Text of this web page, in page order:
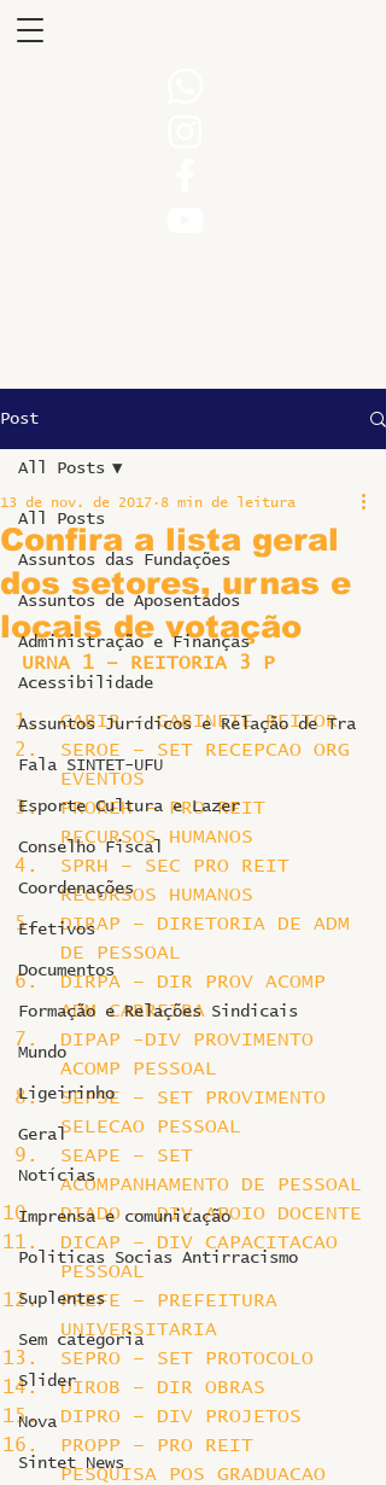
Post
All Posts
Assuntos das Fundações
Assuntos de Aposentados
Administração e Finanças
Acessibilidade
Assuntos Jurídicos e Relação de Tra
Fala SINTET-UFU
Esporte Cultura e Lazer
Conselho Fiscal
Coordenações
Efetivos
Documentos
Formação e Relações Sindicais
Mundo
Ligeirinho
Geral
Notícias
Imprensa e comunicação
Politicas Socias Antirracismo
Suplentes
Sem categoria
Slider
Nova
Sintet News
All Posts
Confira a lista geral
dos setores, urnas e
locais de votação
13 de nov. de 2017 8 min de leitura
URNA 1 – REITORIA 3 P
GABIR – GABINETE REITOR
SEROE – SET RECEPCAO ORG
EVENTOS
PROREH – PRO REIT
RECURSOS HUMANOS
SPRH – SEC PRO REIT
RECURSOS HUMANOS
DIRAP – DIRETORIA DE ADM
DE PESSOAL
DIRPA – DIR PROV ACOMP
ADM CARREIRA
DIPAP -DIV PROVIMENTO
ACOMP PESSOAL
SEPSE – SET PROVIMENTO
SELECAO PESSOAL
SEAPE – SET
ACOMPANHAMENTO DE PESSOAL
DIADO – DIV APOIO DOCENTE
DICAP – DIV CAPACITACAO
PESSOAL
PREFE – PREFEITURA
UNIVERSITARIA
SEPRO – SET PROTOCOLO
DIROB – DIR OBRAS
DIPRO – DIV PROJETOS
PROPP – PRO REIT
PESQUISA POS GRADUACAO